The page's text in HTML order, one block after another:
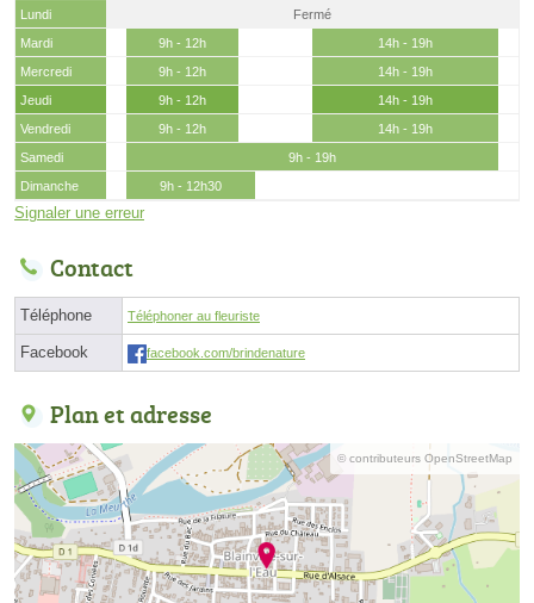
Lundi
Fermé
Mardi
9h - 12h
14h - 19h
Mercredi
9h - 12h
14h - 19h
Jeudi
9h - 12h
14h - 19h
Vendredi
9h - 12h
14h - 19h
Samedi
9h - 19h
Dimanche
9h - 12h30
Signaler une erreur
Contact
Téléphone Téléphoner au fleuriste
Facebook facebook.com/brindenature
Plan et adresse
© contributeurs OpenStreetMap